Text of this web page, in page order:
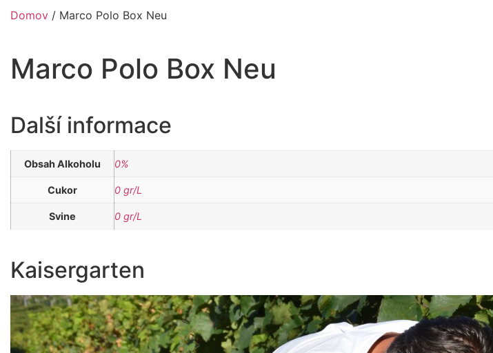
Domov / Marco Polo Box Neu
Marco Polo Box Neu
Další informace
Obsah Alkoholu 0%
Cukor 0 gr/L
Svine 0 gr/L
Kaisergarten